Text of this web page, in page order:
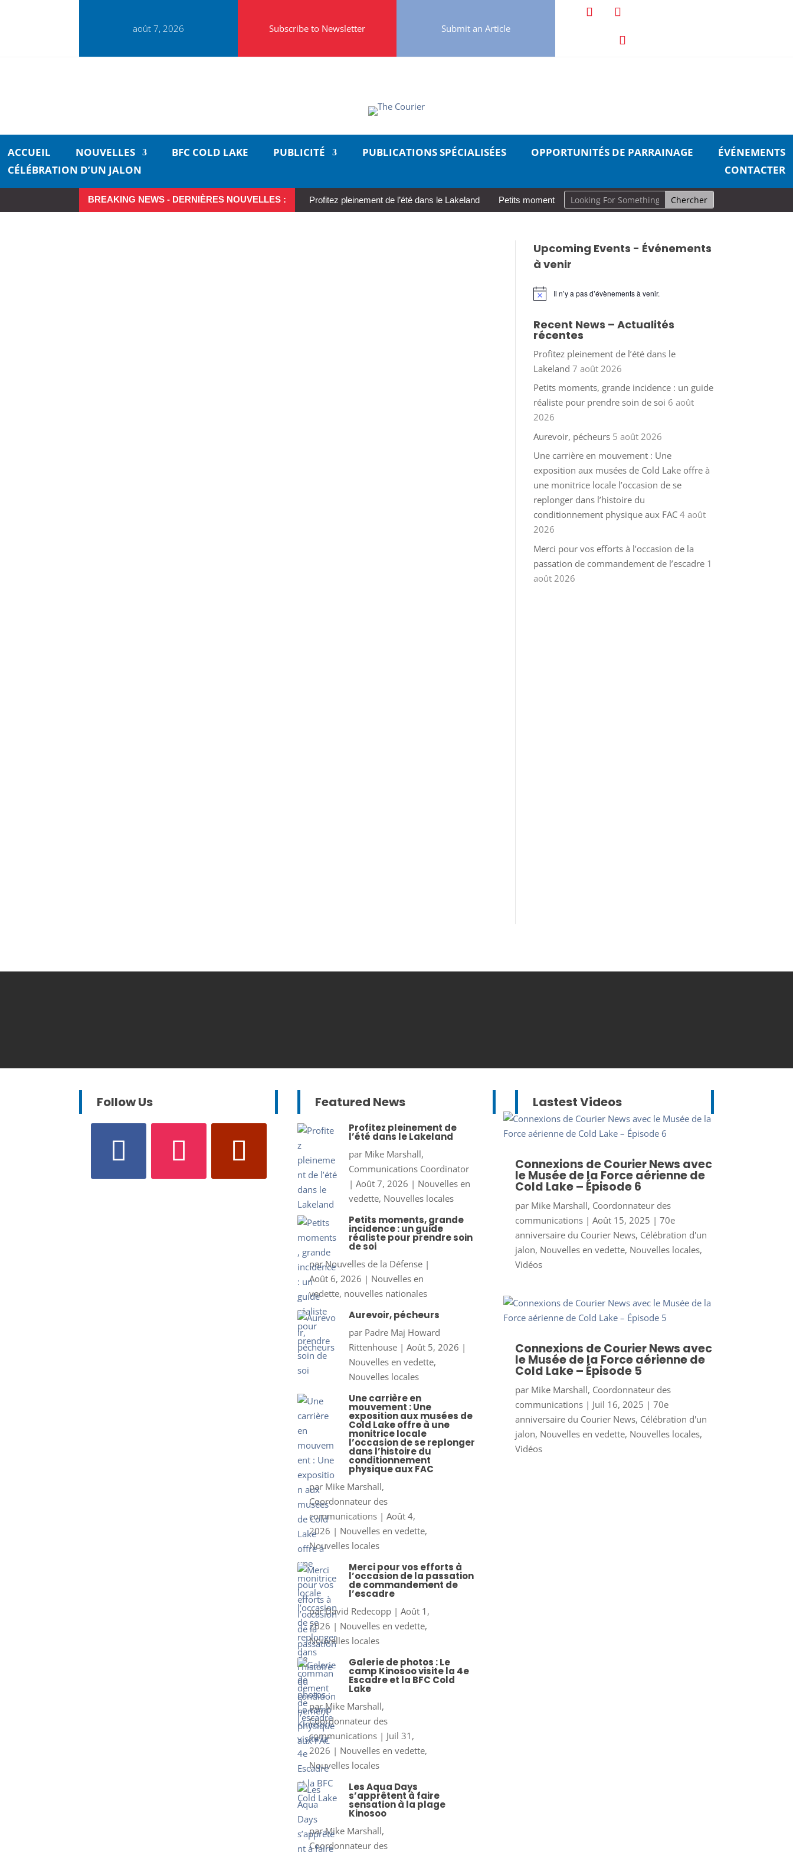
août 7, 2026 Subscribe to Newsletter Submit an Article
ACCUEIL NOUVELLES BFC COLD LAKE PUBLICITÉ PUBLICATIONS SPÉCIALISÉES OPPORTUNITÉS DE PARRAINAGE
ÉVÉNEMENTS
CÉLÉBRATION D’UN JALON
CONTACTER
BREAKING NEWS - DERNIÈRES NOUVELLES : Profitez pleinement de l’été dans le Lakeland Petits moments, grande incidence : un guide réaliste pour prendre soin de
Upcoming Events - Événements
à venir
Notice Il n’y a pas d’évènements à venir.
Recent News – Actualités
récentes
Profitez pleinement de l’été dans le
Lakeland 7 août 2026
Petits moments, grande incidence : un guide
réaliste pour prendre soin de soi 6 août
2026
Aurevoir, pécheurs 5 août 2026
Une carrière en mouvement : Une
exposition aux musées de Cold Lake offre à
une monitrice locale l’occasion de se
replonger dans l’histoire du
conditionnement physique aux FAC 4 août
2026
Merci pour vos efforts à l’occasion de la
passation de commandement de l’escadre 1
août 2026
Follow Us Featured News
Profitez pleinement de
l’été dans le Lakeland
par Mike Marshall,
Communications Coordinator
| Août 7, 2026 | Nouvelles en
vedette, Nouvelles locales
Petits moments, grande
incidence : un guide
réaliste pour prendre soin
de soi
parNouvelles de la Défense|
Août 6, 2026 | Nouvelles en
vedette, nouvelles nationales
Aurevoir, pécheurs
par Padre Maj Howard
Rittenhouse| Août 5, 2026 |
Nouvelles en vedette,
Nouvelles locales
Une carrière en
mouvement : Une
exposition aux musées de
Cold Lake offre à une
monitrice locale
l’occasion de se replonger
dans l’histoire du
conditionnement
physique aux FAC
par Mike Marshall,
Coordonnateur des
communications| Août 4,
2026 | Nouvelles en vedette,
Nouvelles locales
Merci pour vos efforts à
l’occasion de la passation
de commandement de
l’escadre
parDavid Redecopp| Août 1,
2026 | Nouvelles en vedette,
Nouvelles locales
Galerie de photos : Le
camp Kinosoo visite la 4e
Escadre et la BFC Cold
Lake
parMike Marshall,
Coordonnateur des
communications| Juil 31,
2026 | Nouvelles en vedette,
Nouvelles locales
Les Aqua Days
s’apprêtent à faire
sensation à la plage
Kinosoo
parMike Marshall,
Coordonnateur des
Lastest Videos
Connexions de Courier News avec
le Musée de la Force aérienne de
Cold Lake – Épisode 6
par Mike Marshall, Coordonnateur des
communications| Août 15, 2025 | 70e
anniversaire du Courier News, Célébration d'un
jalon, Nouvelles en vedette, Nouvelles locales,
Vidéos
Connexions de Courier News avec
le Musée de la Force aérienne de
Cold Lake – Épisode 5
par Mike Marshall, Coordonnateur des
communications| Juil 16, 2025 | 70e
anniversaire du Courier News, Célébration d'un
jalon, Nouvelles en vedette, Nouvelles locales,
Vidéos